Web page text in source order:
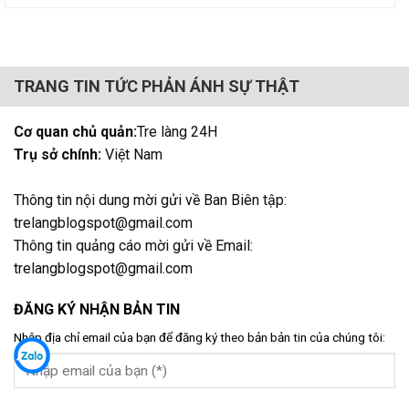
TRANG TIN TỨC PHẢN ÁNH SỰ THẬT
Cơ quan chủ quản:Tre làng 24H
Trụ sở chính: Việt Nam
Thông tin nội dung mời gửi về Ban Biên tập:
trelangblogspot@gmail.com
Thông tin quảng cáo mời gửi về Email:
trelangblogspot@gmail.com
ĐĂNG KÝ NHẬN BẢN TIN
Nhập địa chỉ email của bạn để đăng ký theo bản bản tin của chúng tôi: